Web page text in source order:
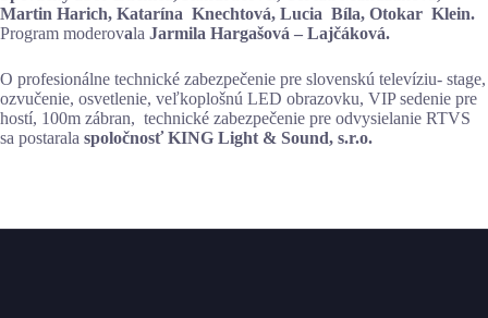
Martin Harich, Katarína Knechtová, Lucia Bíla, Otokar Klein.
Program moderovala Jarmila Hargašová – Lajčáková.
O profesionálne technické zabezpečenie pre slovenskú televíziu- stage,
ozvučenie, osvetlenie, veľkoplošnú LED obrazovku, VIP sedenie pre
hostí, 100m zábran, technické zabezpečenie pre odvysielanie RTVS
sa postarala spoločnosť KING Light & Sound, s.r.o.